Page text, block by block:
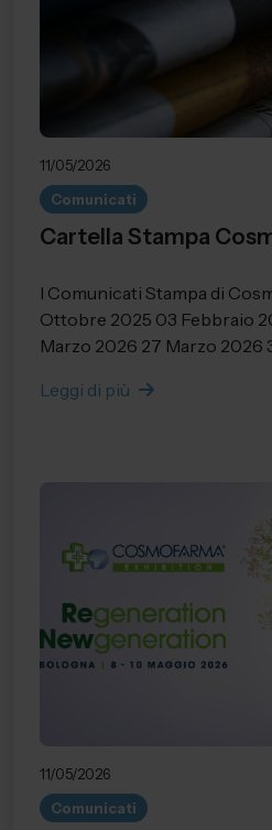
11/05/2026
Comunicati
Cartella Stampa
I Comunicati Stampa di
Ottobre 2025 03 Febbraio
Marzo 2026 27 Marzo 2026
Leggi di più
11/05/2026
Comunicati